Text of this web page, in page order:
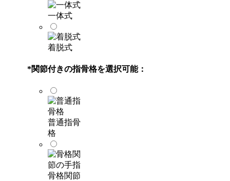
一体式
着脱式
*関節付きの指骨格を選択可能：
普通指骨
格
骨格関節